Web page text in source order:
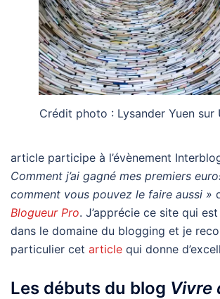
Crédit photo : Lysander Yuen sur
article participe à l’évènement
Comment j’ai gagné mes premiers
comment vous pouvez le faire aussi »
Blogueur Pro. J’apprécie ce site qui
dans le domaine du blogging et je
particulier cet article qui donne
Les débuts du blog Vivre